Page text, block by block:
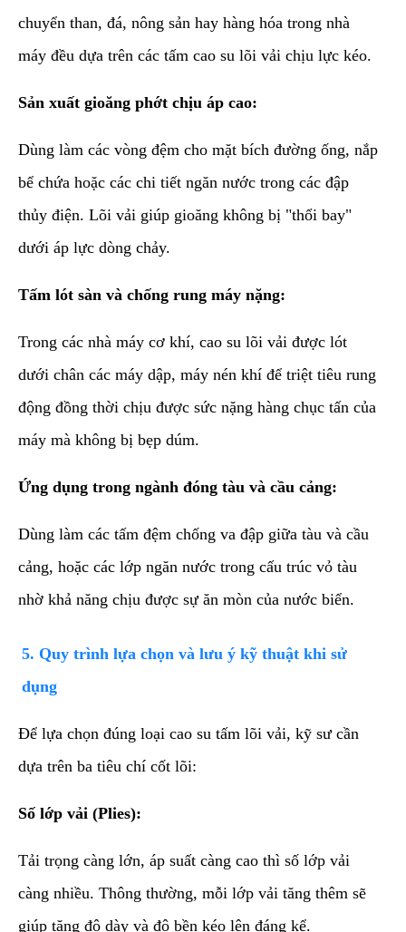
chuyển than, đá, nông sản hay hàng hóa trong nhà
máy đều dựa trên các tấm cao su lõi vải chịu lực kéo.
Sản xuất gioăng phớt chịu áp cao:
Dùng làm các vòng đệm cho mặt bích đường ống, nắp
bể chứa hoặc các chi tiết ngăn nước trong các đập
thủy điện. Lõi vải giúp gioăng không bị "thổi bay"
dưới áp lực dòng chảy.
Tấm lót sàn và chống rung máy nặng:
Trong các nhà máy cơ khí, cao su lõi vải được lót
dưới chân các máy dập, máy nén khí để triệt tiêu rung
động đồng thời chịu được sức nặng hàng chục tấn của
máy mà không bị bẹp dúm.
Ứng dụng trong ngành đóng tàu và cầu cảng:
Dùng làm các tấm đệm chống va đập giữa tàu và cầu
cảng, hoặc các lớp ngăn nước trong cấu trúc vỏ tàu
nhờ khả năng chịu được sự ăn mòn của nước biển.
​5. Quy trình lựa chọn và lưu ý kỹ thuật khi sử
dụng
​Để lựa chọn đúng loại cao su tấm lõi vải, kỹ sư cần
dựa trên ba tiêu chí cốt lõi:
Số lớp vải (Plies):
Tải trọng càng lớn, áp suất càng cao thì số lớp vải
càng nhiều. Thông thường, mỗi lớp vải tăng thêm sẽ
giúp tăng độ dày và độ bền kéo lên đáng kể.